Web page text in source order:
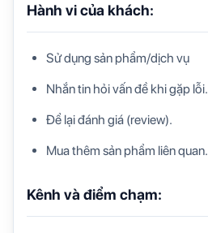
Hành vi của khách:
Sử dụng sản phẩm/dịch vụ
Nhắn tin hỏi vấn đề khi gặp lỗi.
Để lại đánh giá (review).
Mua thêm sản phẩm liên quan.
Kênh và điểm chạm: